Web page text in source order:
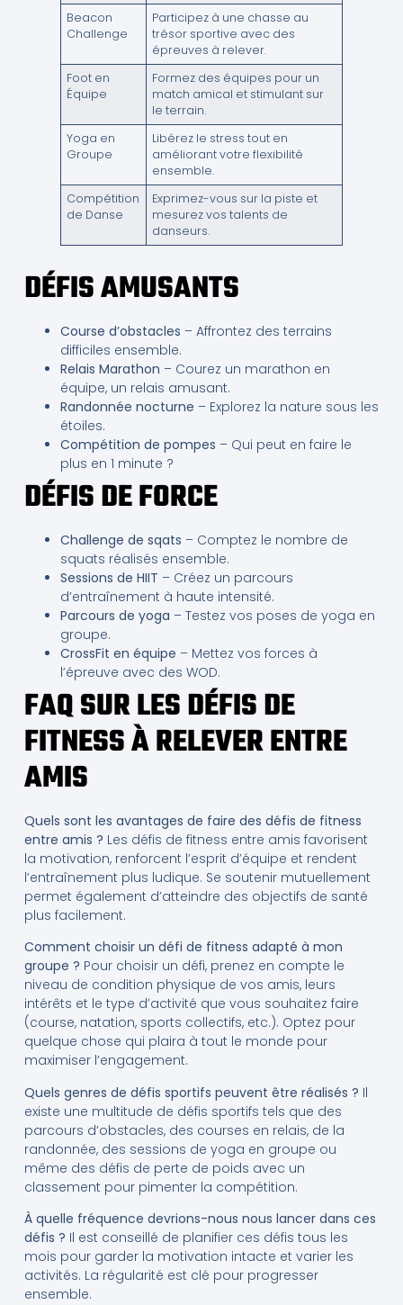
Beacon
Challenge
Participez à une chasse au
trésor sportive avec des
épreuves à relever.
Foot en
Équipe
Formez des équipes pour un
match amical et stimulant sur
le terrain.
Yoga en
Groupe
Libérez le stress tout en
améliorant votre flexibilité
ensemble.
Compétition
de Danse
Exprimez-vous sur la piste et
mesurez vos talents de
danseurs.
DÉFIS AMUSANTS
Course d’obstacles – Affrontez des terrains
difficiles ensemble.
Relais Marathon – Courez un marathon en
équipe, un relais amusant.
Randonnée nocturne – Explorez la nature sous les
étoiles.
Compétition de pompes – Qui peut en faire le
plus en 1 minute ?
DÉFIS DE FORCE
Challenge de sqats – Comptez le nombre de
squats réalisés ensemble.
Sessions de HIIT – Créez un parcours
d’entraînement à haute intensité.
Parcours de yoga – Testez vos poses de yoga en
groupe.
CrossFit en équipe – Mettez vos forces à
l’épreuve avec des WOD.
FAQ SUR LES DÉFIS DE
FITNESS À RELEVER ENTRE
AMIS
Quels sont les avantages de faire des défis de fitness
entre amis ? Les défis de fitness entre amis favorisent
la motivation, renforcent l’esprit d’équipe et rendent
l’entraînement plus ludique. Se soutenir mutuellement
permet également d’atteindre des objectifs de santé
plus facilement.
Comment choisir un défi de fitness adapté à mon
groupe ? Pour choisir un défi, prenez en compte le
niveau de condition physique de vos amis, leurs
intérêts et le type d’activité que vous souhaitez faire
(course, natation, sports collectifs, etc.). Optez pour
quelque chose qui plaira à tout le monde pour
maximiser l’engagement.
Quels genres de défis sportifs peuvent être réalisés ? Il
existe une multitude de défis sportifs tels que des
parcours d’obstacles, des courses en relais, de la
randonnée, des sessions de yoga en groupe ou
même des défis de perte de poids avec un
classement pour pimenter la compétition.
À quelle fréquence devrions-nous nous lancer dans ces
défis ? Il est conseillé de planifier ces défis tous les
mois pour garder la motivation intacte et varier les
activités. La régularité est clé pour progresser
ensemble.